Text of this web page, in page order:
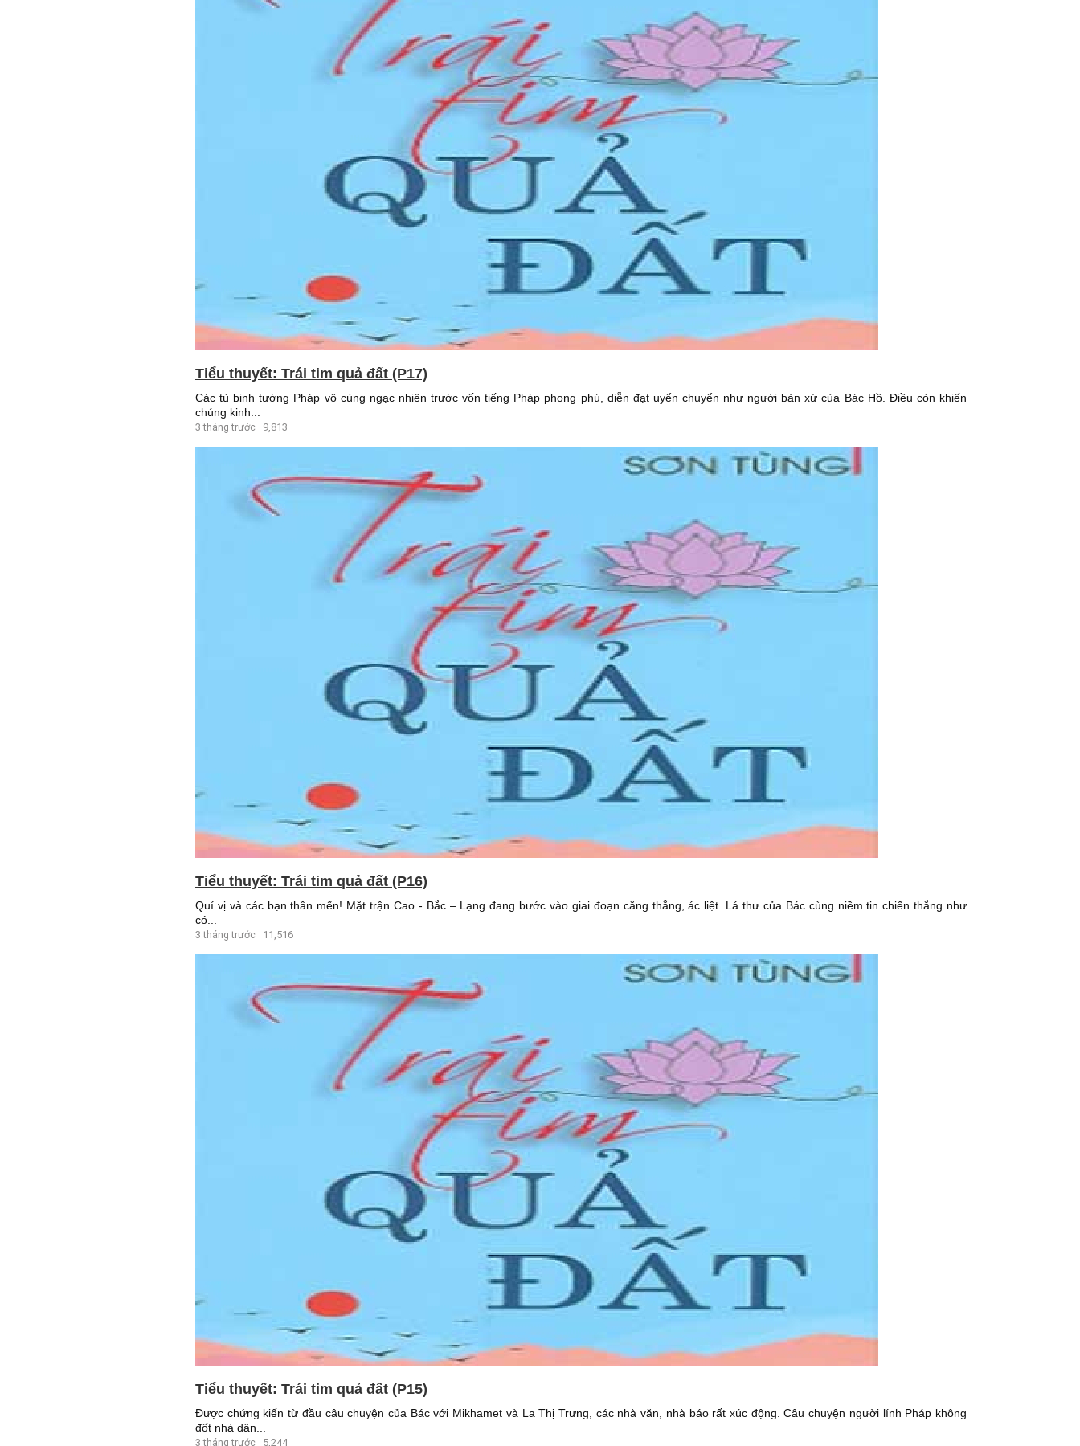
Tiểu thuyết: Trái tim quả đất (P17)
Các tù binh tướng Pháp vô cùng ngạc nhiên trước vốn tiếng Pháp phong phú, diễn đạt uyển chuyển như người bản xứ của Bác Hồ. Điều còn khiến
chúng kinh...
3 tháng trước 9,813
Tiểu thuyết: Trái tim quả đất (P16)
Quí vị và các bạn thân mến! Mặt trận Cao - Bắc – Lạng đang bước vào giai đoạn căng thẳng, ác liệt. Lá thư của Bác cùng niềm tin chiến thắng như
có...
3 tháng trước 11,516
Tiểu thuyết: Trái tim quả đất (P15)
Được chứng kiến từ đầu câu chuyện của Bác với Mikhamet và La Thị Trưng, các nhà văn, nhà báo rất xúc động. Câu chuyện người lính Pháp không
đốt nhà dân...
3 tháng trước 5,244